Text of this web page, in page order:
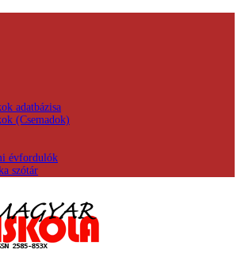
adatbázisa
(Csemadok)
évfordulók
szótár